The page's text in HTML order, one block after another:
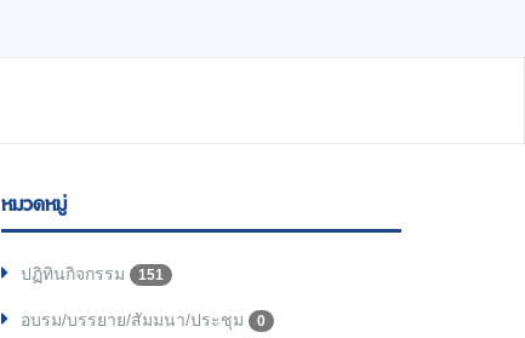
หมวดหมู่
ปฏิทินกิจกรรม 151
อบรม/บรรยาย/สัมมนา/ประชุม 0